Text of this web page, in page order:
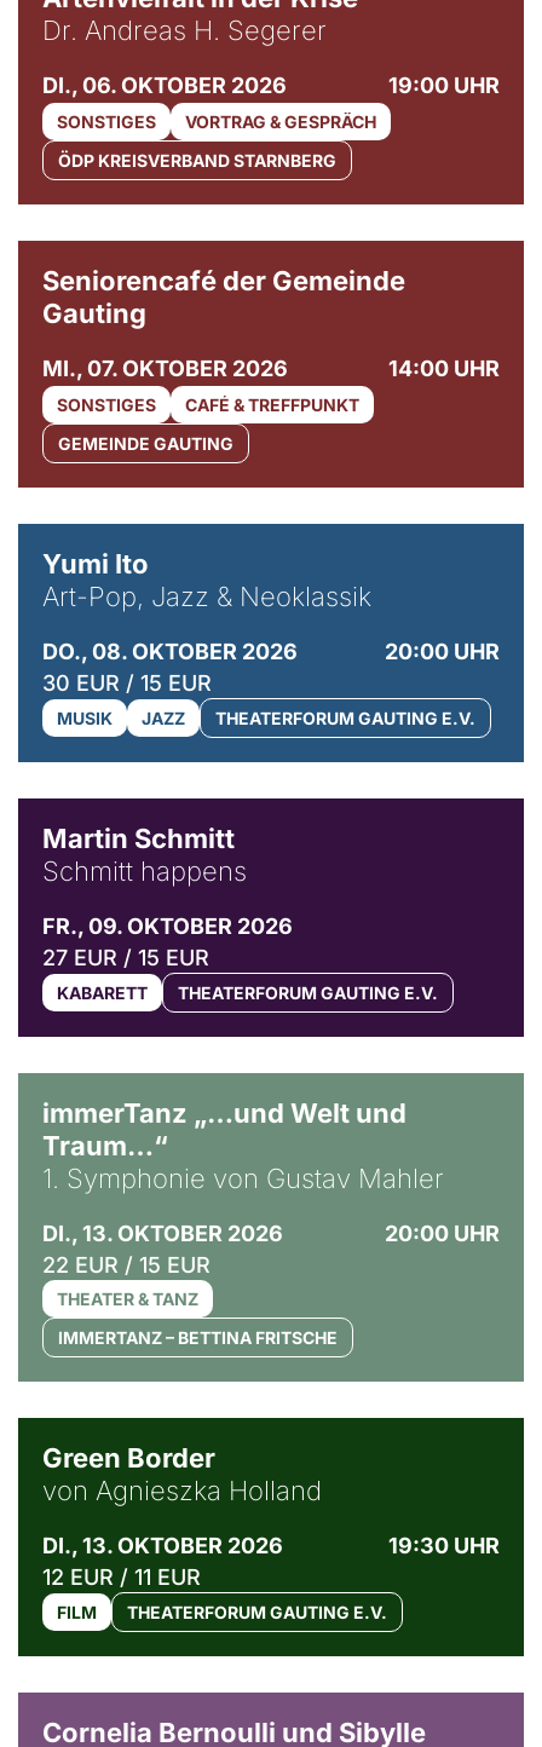
Dr. Andreas H. Segerer
DI., 06. OKTOBER 2026 19:00 UHR
SONSTIGES
VORTRAG & GESPRÄCH
ÖDP KREISVERBAND STARNBERG
Seniorencafé der Gemeinde
Gauting
MI., 07. OKTOBER 2026 14:00 UHR
SONSTIGES
CAFÉ & TREFFPUNKT
GEMEINDE GAUTING
Yumi Ito
Art-Pop, Jazz & Neoklassik
DO., 08. OKTOBER 2026
20:00 UHR
30 EUR / 15 EUR
MUSIK JAZZ THEATERFORUM GAUTING E.V.
Martin Schmitt
Schmitt happens
FR., 09. OKTOBER 2026
27 EUR / 15 EUR
KABARETT THEATERFORUM GAUTING E.V.
immerTanz „…und Welt und
Traum…“
1. Symphonie von Gustav Mahler
DI., 13. OKTOBER 2026
20:00 UHR
22 EUR / 15 EUR
THEATER & TANZ
IMMERTANZ – BETTINA FRITSCHE
Green Border
von Agnieszka Holland
DI., 13. OKTOBER 2026
19:30 UHR
12 EUR / 11 EUR
FILM THEATERFORUM GAUTING E.V.
Cornelia Bernoulli und Sibylle